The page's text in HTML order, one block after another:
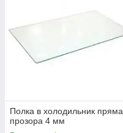
Полка в холодильник пряма
прозора 4 мм